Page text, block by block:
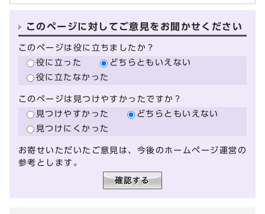
このページに対してご意見をお聞かせください
このページは役に立ちましたか？
役に立った
どちらともいえない
役に立たなかった
このページは見つけやすかったですか？
見つけやすかった
どちらともいえない
見つけにくかった
お寄せいただいたご意見は、今後のホームページ運営の
参考とします。